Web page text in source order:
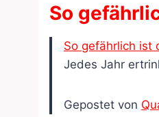
So
So gefährlich ist
Jedes Jahr
Gepostet von